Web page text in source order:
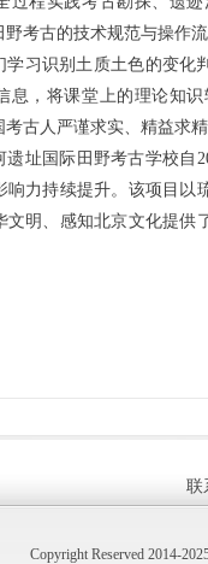
野考古的技术规范与操作
学习识别土质土色的变化
息，将课堂上的理论知
古人严谨求实、精益求
遗址国际田野考古学校自
响力持续提升。该项目
文明、感知北京文化提
联
Copyright Reserved 2014-